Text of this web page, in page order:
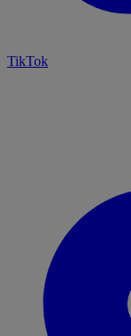
TikTok